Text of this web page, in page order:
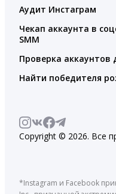
Аудит Инстаграм
Чекап аккаунта в
SMM
Проверка аккаунтов
Найти победителя
Copyright © 2026. Все
*Instagram и Facebook